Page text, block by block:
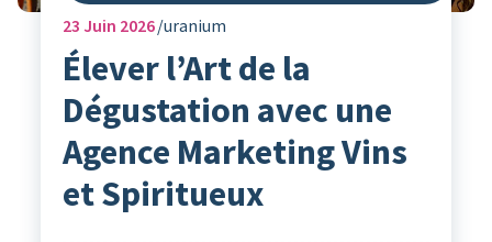
23 Juin 2026 uranium
Élever l’Art de la
Dégustation avec une
Agence Marketing Vins
et Spiritueux